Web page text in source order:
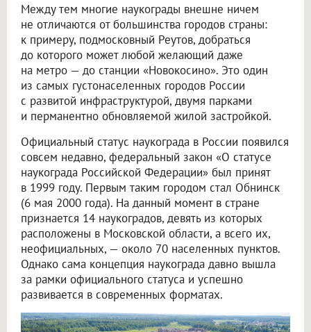
Между тем многие наукограды внешне ничем
не отличаются от большинства городов страны:
к примеру, подмосковный Реутов, добраться
до которого может любой желающий даже
на метро — до станции «Новокосино». Это один
из самых густонаселенных городов России
с развитой инфраструктурой, двумя парками
и перманентно обновляемой жилой застройкой.
Официальный статус наукограда в России появился
совсем недавно, федеральный закон «О статусе
наукограда Российской Федерации» был принят
в 1999 году. Первым таким городом стал Обнинск
(6 мая 2000 года). На данный момент в стране
признается 14 наукоградов, девять из которых
расположены в Московской области, а всего их,
неофициальных, — около 70 населенных пунктов.
Однако сама концепция наукограда давно вышла
за рамки официального статуса и успешно
развивается в современных форматах.